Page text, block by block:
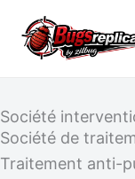
Société
Société de
Traitement anti-